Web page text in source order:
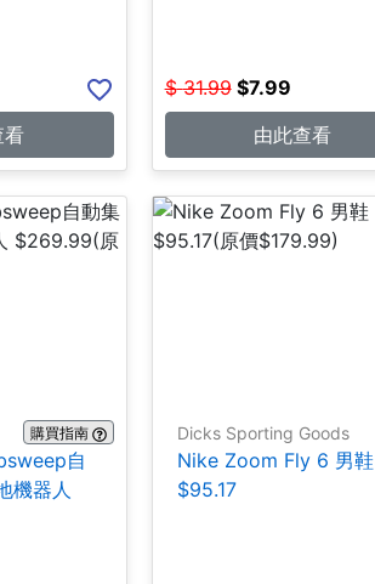
看
$ 31.99 $7.99
由此查看
購買指南
自
機器人
Dicks Sporting Goods
Nike Zoom Fly 6 男鞋
$95.17